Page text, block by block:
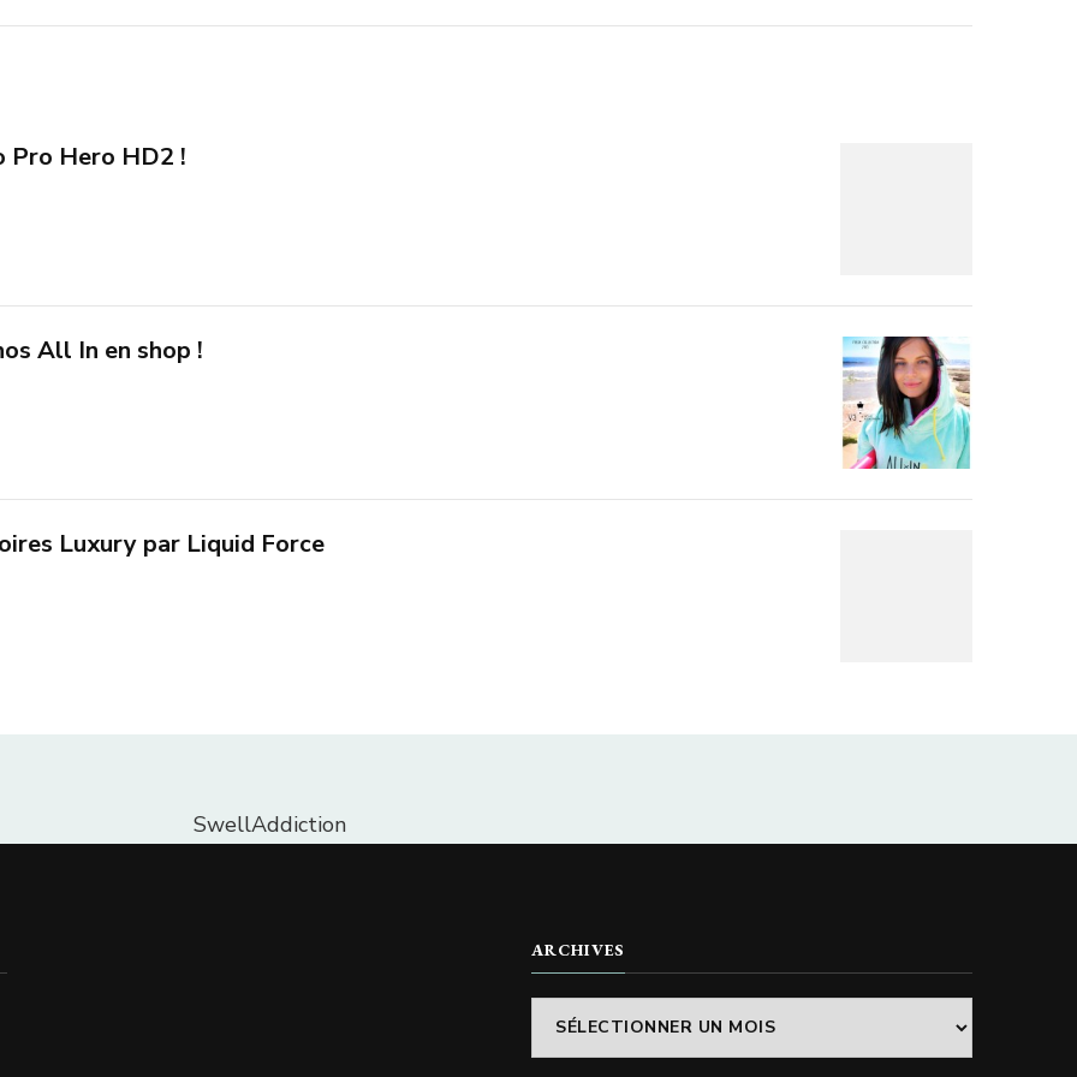
Pro Hero HD2 !
All In en shop !
Luxury par Liquid Force
SwellAddiction
ARCHIVES
Archives